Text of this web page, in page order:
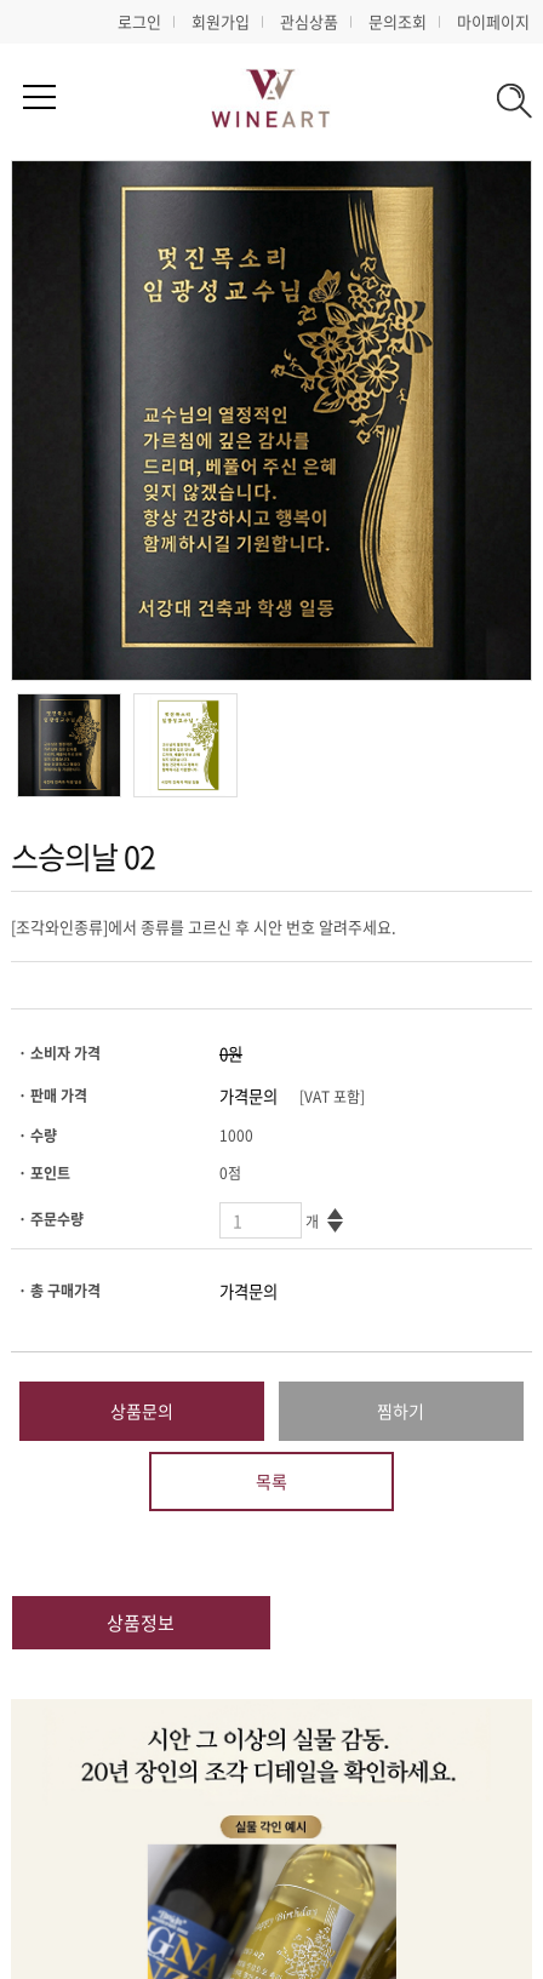
로그인 회원가입 관심상품 문의조회 마이페이지
스승의날 02
[조각와인종류]에서 종류를 고르신 후 시안 번호 알려주세요.
· 소비자 가격
· 판매 가격
[VAT 포함]
· 수량
1000
· 포인트
0점
· 주문수량 개
· 총 구매가격
상품문의 찜하기
목록
상품정보